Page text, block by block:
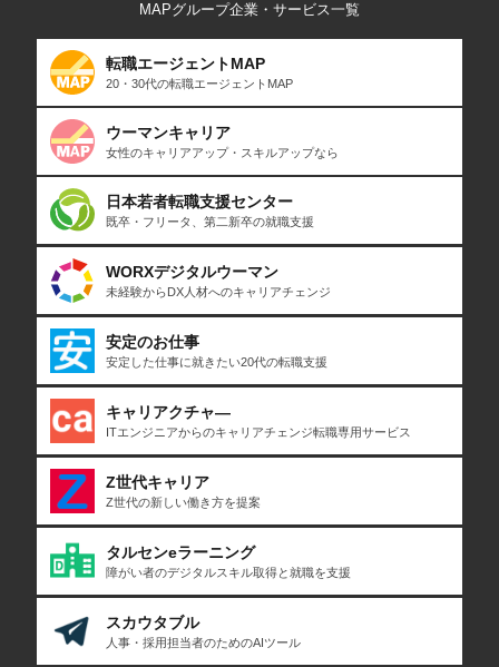
MAPグループ企業・サービス一覧
転職エージェントMAP
20・30代の転職エージェントMAP
ウーマンキャリア
女性のキャリアアップ・スキルアップなら
日本若者転職支援センター
既卒・フリータ、第二新卒の就職支援
WORXデジタルウーマン
未経験からDX人材へのキャリアチェンジ
安定のお仕事
安定した仕事に就きたい20代の転職支援
キャリアクチャ―
ITエンジニアからのキャリアチェンジ転職専用サービス
Z世代キャリア
Z世代の新しい働き方を提案
タルセンeラーニング
障がい者のデジタルスキル取得と就職を支援
スカウタブル
人事・採用担当者のためのAIツール